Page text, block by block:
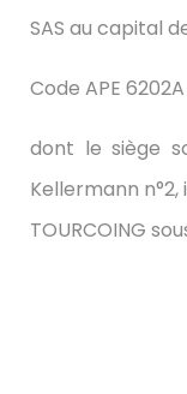
SAS au capital
Code APE 6202A
dont le siège
Kellermann n°2,
TOURCOING